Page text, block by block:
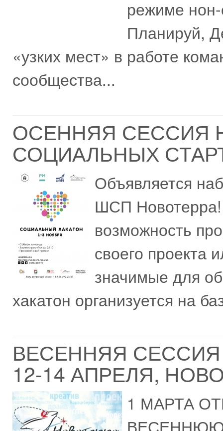
режиме
Планируй,
«узких мест» в работе
сообщества...
ОСЕННЯЯ СЕССИЯ
СОЦИАЛЬНЫХ
Объявляется
ШСП
возможность
своего проекта
значимые для
хакатон организуется на
ВЕСЕННЯЯ СЕССИЯ
12-14 АПРЕЛЯ,
1 МАРТА